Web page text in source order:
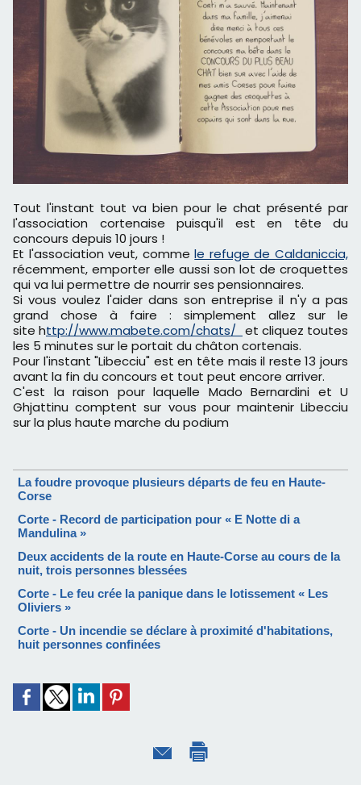
Tout l'instant tout va bien pour le chat présenté par
l'association cortenaise puisqu'il est en tête du
concours depuis 10 jours !
Et l'association veut, commele refuge de Caldaniccia,
récemment, emporter elle aussi son lot de croquettes
qui va lui permettre de nourrir ses pensionnaires.
Si vous voulez l'aider dans son entreprise il n'y a pas
grand chose à faire : simplement allez sur le
site http://www.mabete.com/chats/ et cliquez toutes
les 5 minutes sur le portait du châton cortenais.
Pour l'instant "Libecciu" est en tête mais il reste 13 jours
avant la fin du concours et tout peut encore arriver.
C'est la raison pour laquelle Mado Bernardini et U
Ghjattinu comptent sur vous pour maintenir Libecciu
sur la plus haute marche du podium
La foudre provoque plusieurs départs de feu en Haute-
Corse
Corte - Record de participation pour « E Notte di a
Mandulina »
Deux accidents de la route en Haute-Corse au cours de la
nuit, trois personnes blessées
Corte - Le feu crée la panique dans le lotissement « Les
Oliviers »
Corte - Un incendie se déclare à proximité d'habitations,
huit personnes confinées